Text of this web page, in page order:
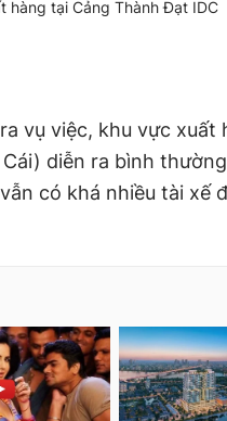
hàng tại Cảng Thành Đạt IDC
vụ việc, khu vực xuất
Cái) diễn ra bình
có khá nhiều tài xế